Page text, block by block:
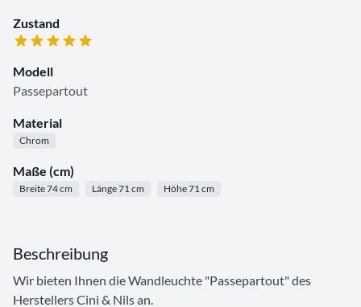
Zustand
Modell
Passepartout
Material
Chrom
Maße (cm)
Breite 74 cm Länge 71 cm Höhe 71 cm
Beschreibung
Wir bieten Ihnen die Wandleuchte "Passepartout" des
Herstellers Cini & Nils an.